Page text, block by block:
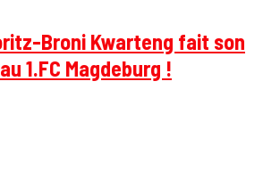
Broni Kwarteng fait son
1.FC Magdeburg !